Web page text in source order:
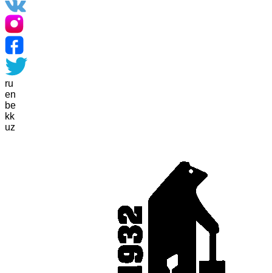
ru
en
be
kk
uz